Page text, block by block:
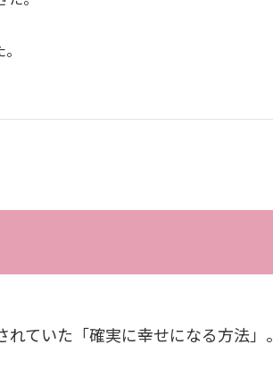
れていた「確実に幸せになる方法」。